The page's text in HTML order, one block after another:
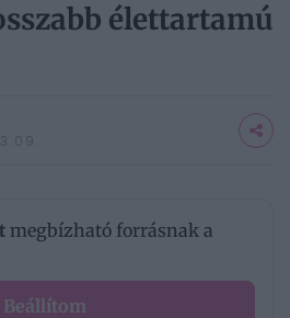
élettartamú
megbízható forrásnak a
Beállítom